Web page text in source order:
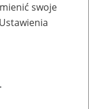
swoje